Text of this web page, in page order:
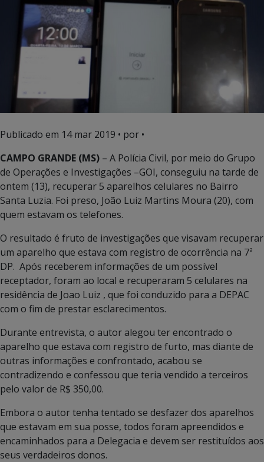
Publicado em 14 mar 2019 • por •
CAMPO GRANDE (MS) – A Polícia Civil, por meio do Grupo
de Operações e Investigações –GOI, conseguiu na tarde de
ontem (13), recuperar 5 aparelhos celulares no Bairro
Santa Luzia. Foi preso, João Luiz Martins Moura (20), com
quem estavam os telefones.
O resultado é fruto de investigações que visavam recuperar
um aparelho que estava com registro de ocorrência na 7ª
DP. Após receberem informações de um possível
receptador, foram ao local e recuperaram 5 celulares na
residência de Joao Luiz , que foi conduzido para a DEPAC
com o fim de prestar esclarecimentos.
Durante entrevista, o autor alegou ter encontrado o
aparelho que estava com registro de furto, mas diante de
outras informações e confrontado, acabou se
contradizendo e confessou que teria vendido a terceiros
pelo valor de R$ 350,00.
Embora o autor tenha tentado se desfazer dos aparelhos
que estavam em sua posse, todos foram apreendidos e
encaminhados para a Delegacia e devem ser restituídos aos
seus verdadeiros donos.